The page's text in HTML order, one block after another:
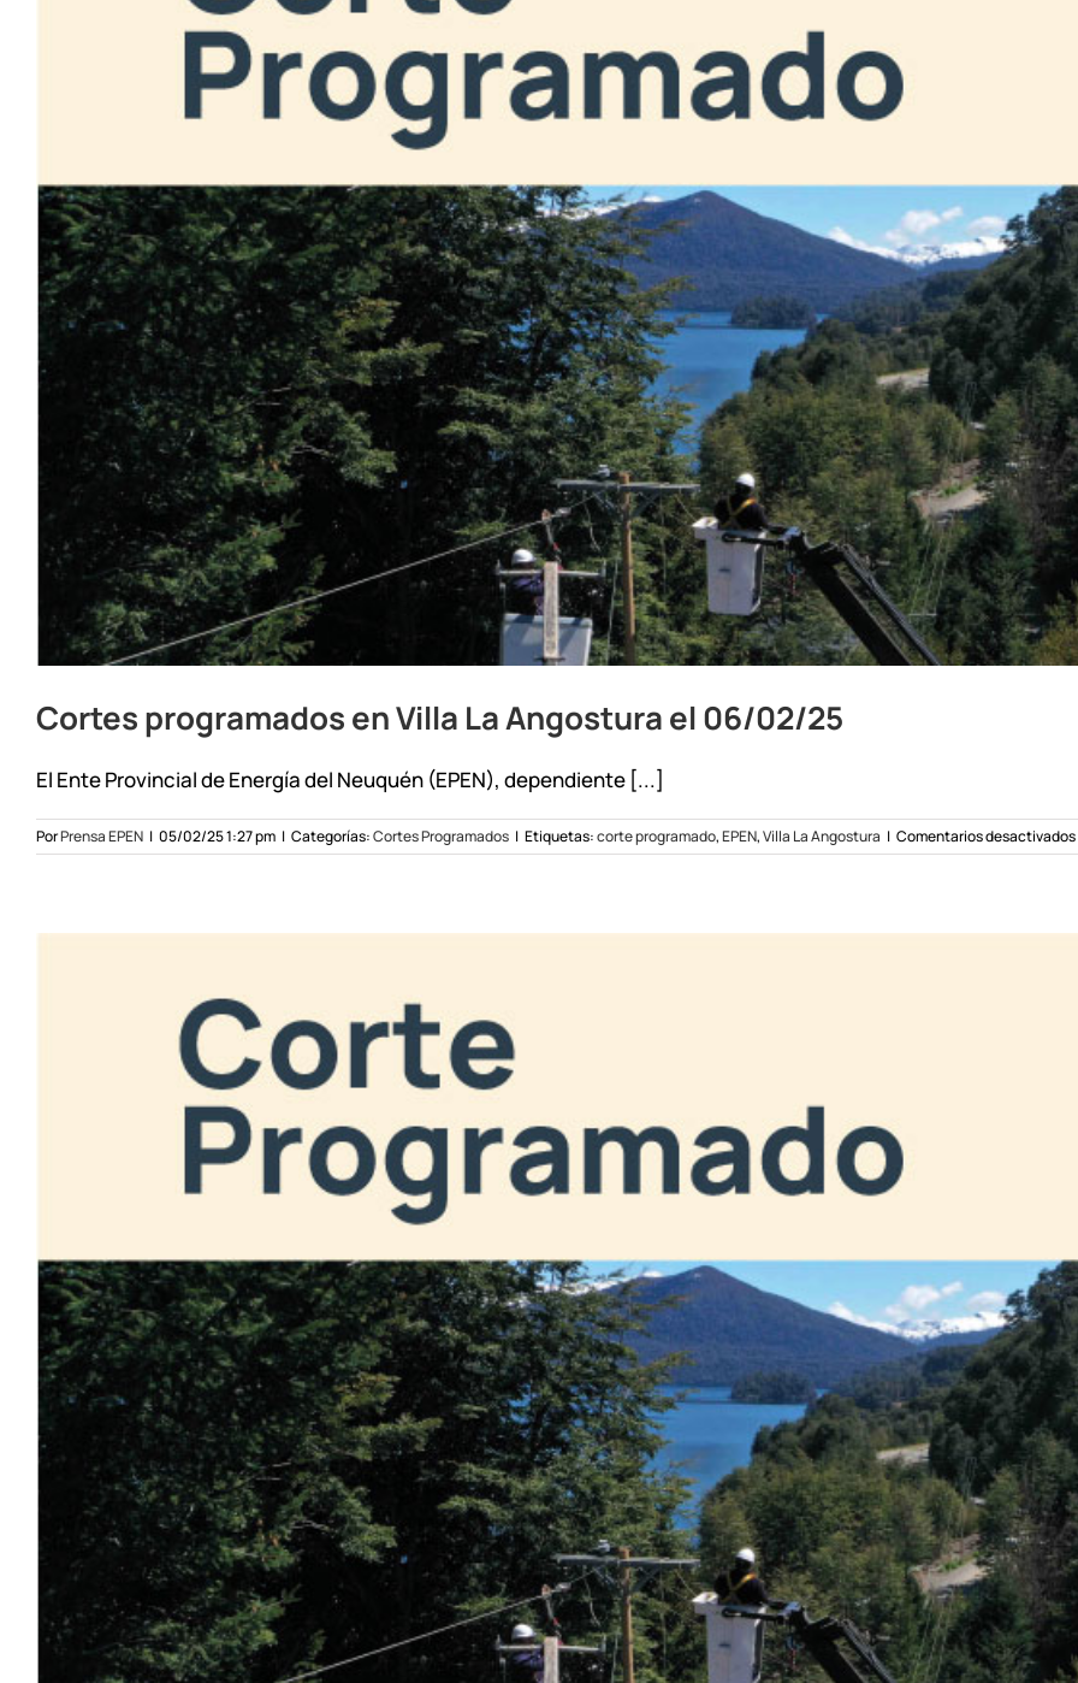
Cortes programados en Villa La Angostura el 06/02/25
El Ente Provincial de Energía del Neuquén (EPEN), dependiente [...]
PorPrensa EPEN | 05/02/25 1:27 pm | Categorías:Cortes Programados | Etiquetas:corte programado,EPEN,Villa La Angostura | Comentarios desactivados